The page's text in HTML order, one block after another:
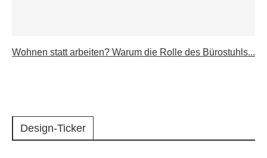
Wohnen statt arbeiten? Warum die Rolle des Bürostuhls...
Design-Ticker